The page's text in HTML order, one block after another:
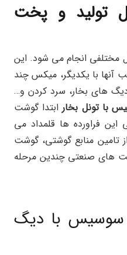
تولید و پخت
انجام می شود. این
آنها با یکدیگر، میکس چند
های بخار، سرد کردن و…
با تونل بخارابتدا گوشت
فراورده ها قلمداد می
تامین منابع گوشتی، گوشت
های صنعتی چندین مرحله
سوسیس با دیگ